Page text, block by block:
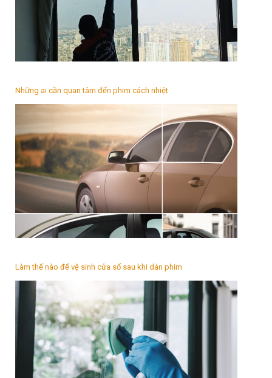
Những ai cần quan tâm đến phim cách nhiệt
Làm thế nào để vệ sinh cửa sổ sau khi dán phim